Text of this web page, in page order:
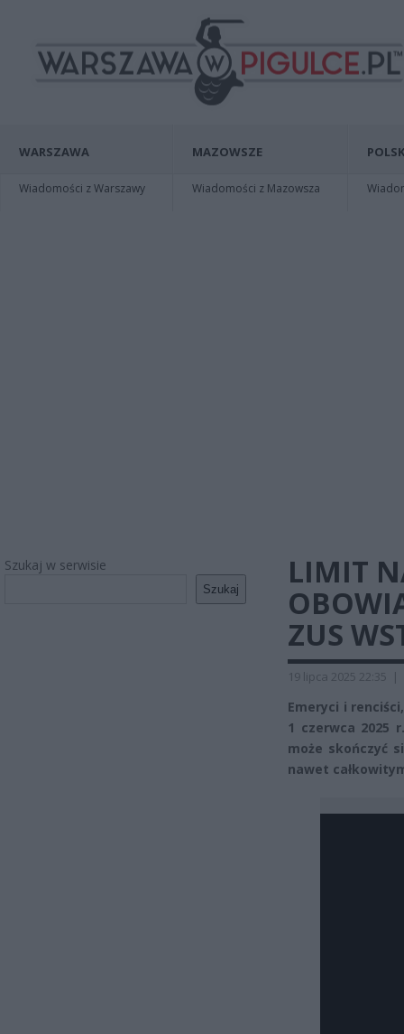
WARSZAWA
Wiadomości z Warszawy
MAZOWSZE
Wiadomości z Mazowsza
Szukaj w serwisie
Szukaj
LIMIT
ZUS
19 lipca 2025 22:35 |
Emeryci i
1 czerwca 2025
może skończyć
nawet